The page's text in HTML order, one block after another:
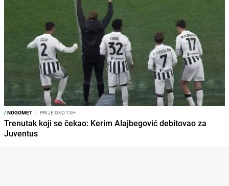
/NOGOMET I PRIJE OKO 13H
Trenutak koji se čekao: Kerim Alajbegović debitovao za
Juventus